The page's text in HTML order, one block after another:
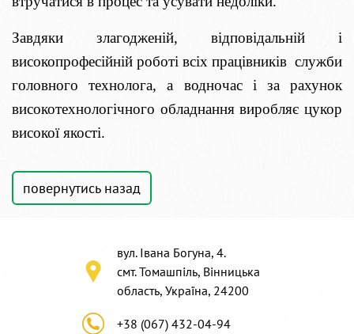
Завдяки злагодженій, відповідальній і
високопрофесійній роботі всіх працівників служби
головного технолога, а водночас і за рахунок
високотехнологічного обладнання виробляє цукор
високої якості.
повернутись назад
вул. Івана Богуна, 4.
смт. Томашпіль, Вінницька
область, Україна, 24200
+38 (067) 432-04-94